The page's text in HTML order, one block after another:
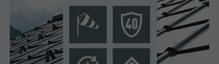
UTILITÉ
Utilisé par le service de réseau social
LinkedIn pour suivre l'utilisation de